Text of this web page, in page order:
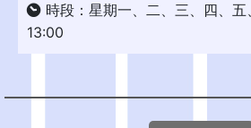
時段：星期一、二、三、四、
13:00